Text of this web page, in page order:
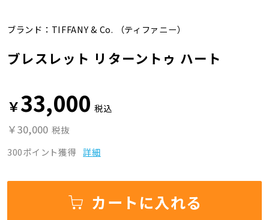
ブランド： TIFFANY & Co. （ティファニー）
ブレスレット リターントゥ ハート
￥33,000 税込
￥30,000 税抜
300ポイント獲得 詳細
カートに入れる